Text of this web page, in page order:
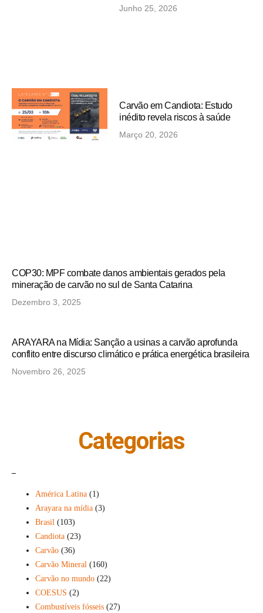
Junho 25, 2026
Carvão em Candiota: Estudo
inédito revela riscos à saúde
Março 20, 2026
COP30: MPF combate danos ambientais gerados pela
mineração de carvão no sul de Santa Catarina
Dezembro 3, 2025
ARAYARA na Mídia: Sanção a usinas a carvão aprofunda
conflito entre discurso climático e prática energética brasileira
Novembro 26, 2025
Categorias
América Latina (1)
Arayara na mídia (3)
Brasil (103)
Candiota (23)
Carvão (36)
Carvão Mineral (160)
Carvão no mundo (22)
COESUS (2)
Combustíveis fósseis (27)